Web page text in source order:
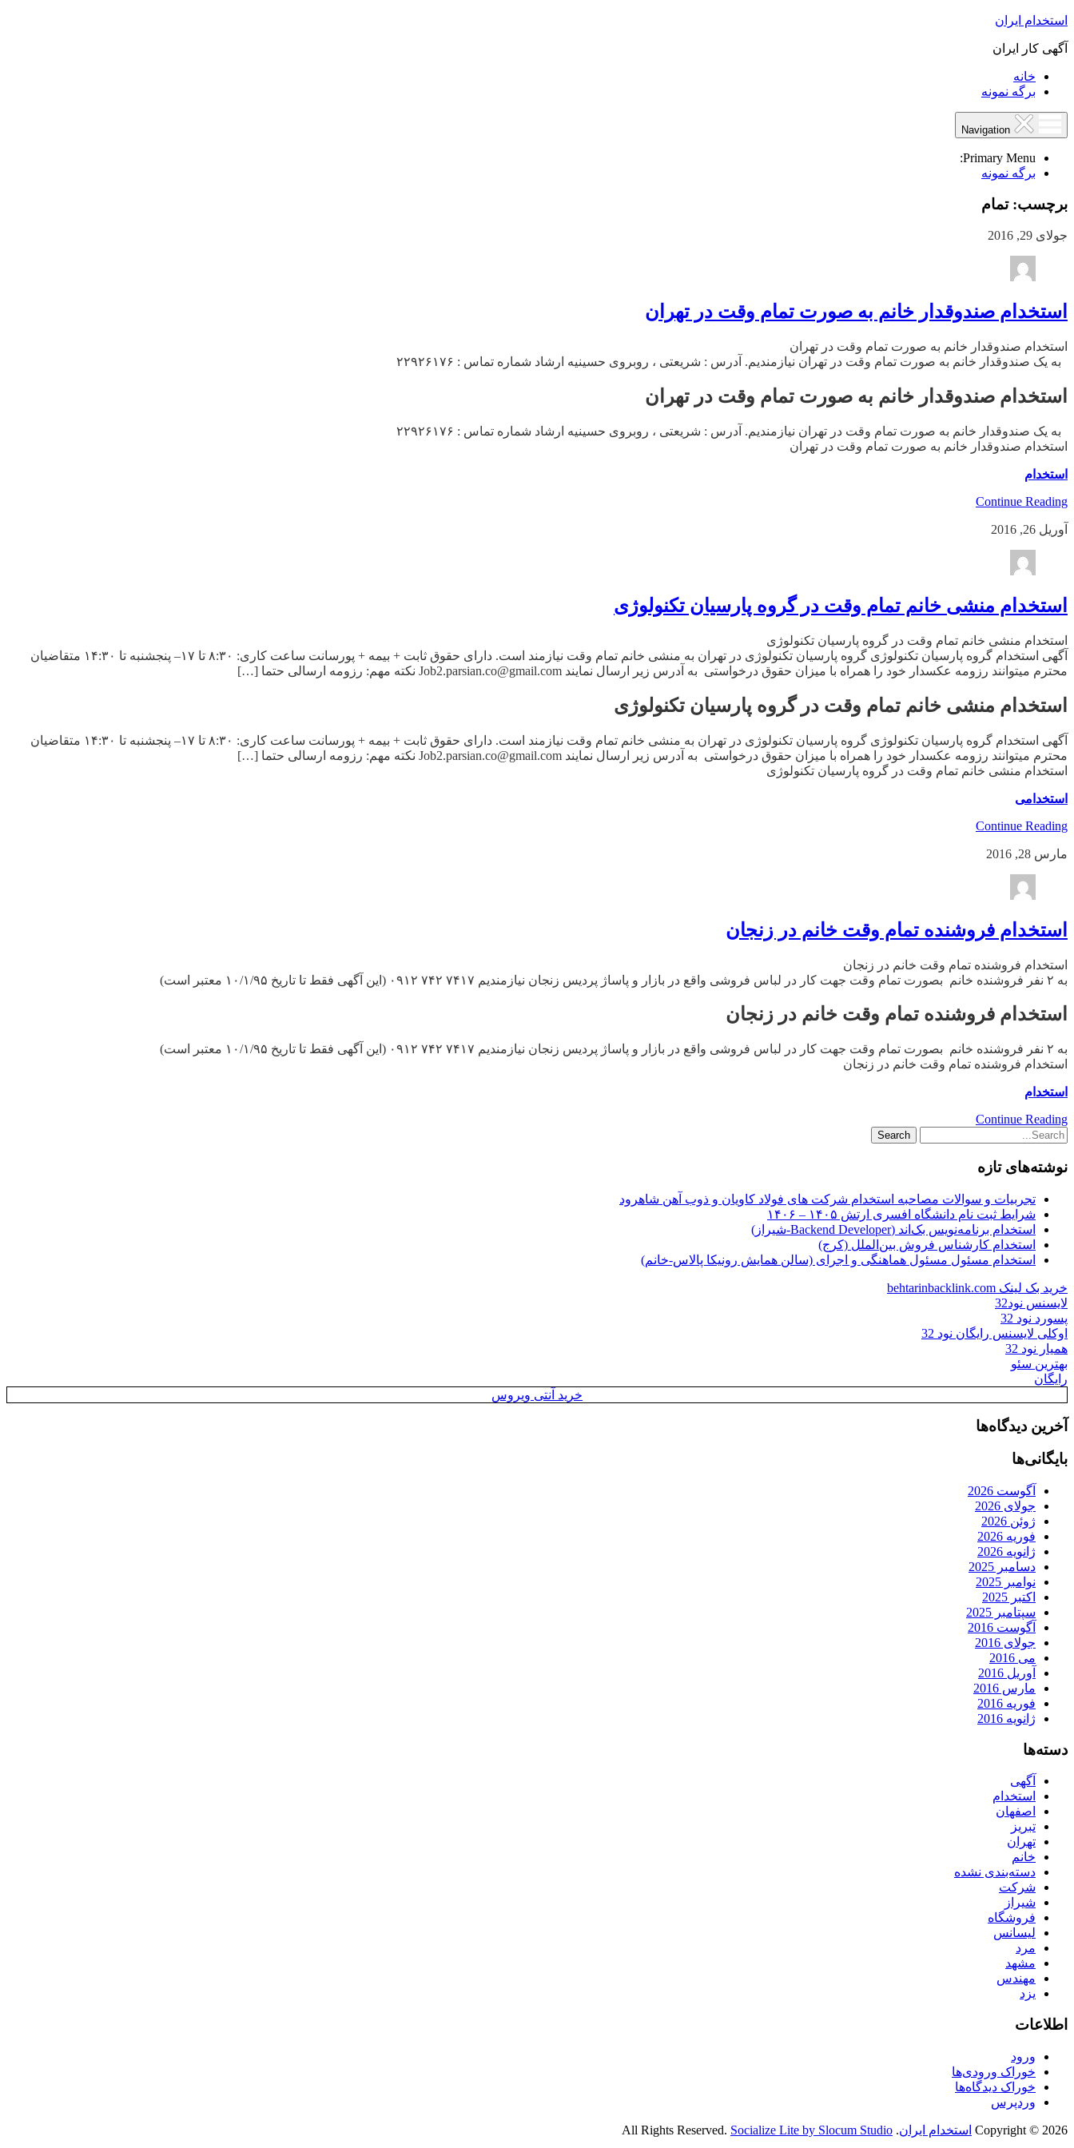
استخدام ایران
آگهی کار ایران
خانه
برگه نمونه
Primary Menu:
برگه نمونه
برچسب:تمام
جولای 29, 2016
استخدام صندوقدار خانم به صورت تمام وقت در تهران
استخدام صندوقدار خانم به صورت تمام وقت در تهران
به یک صندوقدار خانم به صورت تمام وقت در تهران نیازمندیم. آدرس : شریعتی ، روبروی حسینیه ارشاد شماره تماس : ۲۲۹۲۶۱۷۶
استخدام صندوقدار خانم به صورت تمام وقت در تهران
به یک صندوقدار خانم به صورت تمام وقت در تهران نیازمندیم. آدرس : شریعتی ، روبروی حسینیه ارشاد شماره تماس : ۲۲۹۲۶۱۷۶
استخدام صندوقدار خانم به صورت تمام وقت در تهران
استخدام
Continue Reading
آوریل 26, 2016
استخدام منشی خانم تمام وقت در گروه پارسیان تکنولوژی
استخدام منشی خانم تمام وقت در گروه پارسیان تکنولوژی
آگهی استخدام گروه پارسیان تکنولوژی گروه پارسیان تکنولوژی در تهران به منشی خانم تمام وقت نیازمند است. دارای حقوق ثابت + بیمه + پورسانت ساعت کاری: ۸:۳۰ تا ۱۷– پنجشنبه تا ۱۴:۳۰ متقاضیان
محترم میتوانند رزومه عکسدار خود را همراه با میزان حقوق درخواستی به آدرس زیر ارسال نمایند Job2.parsian.co@gmail.com نکته مهم: رزومه ارسالی حتما […]
استخدام منشی خانم تمام وقت در گروه پارسیان تکنولوژی
آگهی استخدام گروه پارسیان تکنولوژی گروه پارسیان تکنولوژی در تهران به منشی خانم تمام وقت نیازمند است. دارای حقوق ثابت + بیمه + پورسانت ساعت کاری: ۸:۳۰ تا ۱۷– پنجشنبه تا ۱۴:۳۰ متقاضیان
محترم میتوانند رزومه عکسدار خود را همراه با میزان حقوق درخواستی به آدرس زیر ارسال نمایند Job2.parsian.co@gmail.com نکته مهم: رزومه ارسالی حتما […]
استخدام منشی خانم تمام وقت در گروه پارسیان تکنولوژی
استخدامی
Continue Reading
مارس 28, 2016
استخدام فروشنده تمام وقت خانم در زنجان
استخدام فروشنده تمام وقت خانم در زنجان
به ۲ نفر فروشنده خانم بصورت تمام وقت جهت کار در لباس فروشی واقع در بازار و پاساژ پردیس زنجان نیازمندیم ۷۴۱۷ ۷۴۲ ۰۹۱۲ (این آگهی فقط تا تاریخ ۱۰/۱/۹۵ معتبر است)
استخدام فروشنده تمام وقت خانم در زنجان
به ۲ نفر فروشنده خانم بصورت تمام وقت جهت کار در لباس فروشی واقع در بازار و پاساژ پردیس زنجان نیازمندیم ۷۴۱۷ ۷۴۲ ۰۹۱۲ (این آگهی فقط تا تاریخ ۱۰/۱/۹۵ معتبر است)
استخدام فروشنده تمام وقت خانم در زنجان
استخدام
Continue Reading
نوشته‌های تازه
تجربیات و سوالات مصاحبه استخدام شرکت های فولاد کاویان و ذوب آهن شاهرود
شرایط ثبت نام دانشگاه افسری ارتش ۱۴۰۵ – ۱۴۰۶
استخدام برنامه‌نویس بک‌اند (Backend Developer-شیراز)
استخدام کارشناس فروش بین‌الملل (کرج)
استخدام مسئول مسئول هماهنگی و اجرای (سالن همایش رونیکا پالاس-خانم)
خرید بک لینک behtarinbacklink.com
لایسنس نود32
پسورد نود 32
اوکلی لایسنس رایگان نود 32
همیار نود 32
بهترین سئو
رایگان
خرید آنتی ویروس
آخرین دیدگاه‌ها
بایگانی‌ها
آگوست 2026
جولای 2026
ژوئن 2026
فوریه 2026
ژانویه 2026
دسامبر 2025
نوامبر 2025
اکتبر 2025
سپتامبر 2025
آگوست 2016
جولای 2016
می 2016
آوریل 2016
مارس 2016
فوریه 2016
ژانویه 2016
دسته‌ها
آگهی
استخدام
اصفهان
تبریز
تهران
خانم
دسته‌بندی نشده
شرکت
شیراز
فروشگاه
لیسانس
مرد
مشهد
مهندس
یزد
اطلاعات
ورود
خوراک ورودی‌ها
خوراک دیدگاه‌ها
وردپرس
Copyright © 2026 استخدام ایران. All Rights Reserved.
Socialize Lite by Slocum Studio